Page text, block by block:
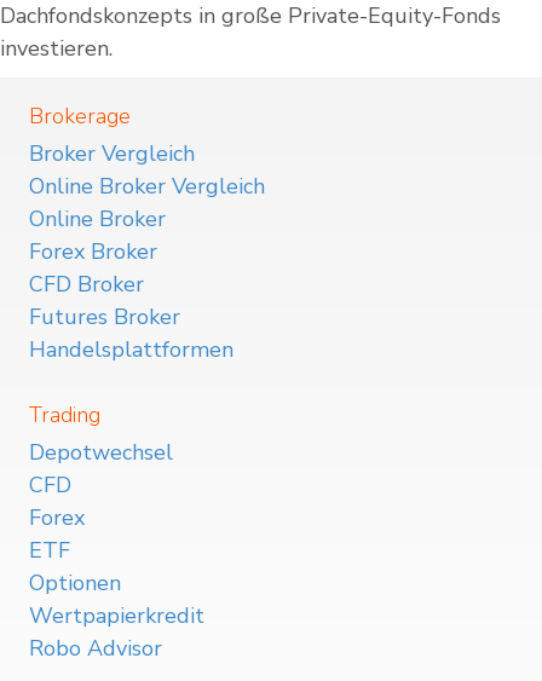
Dachfondskonzepts in große Private-Equity-Fonds
investieren.
Brokerage
Broker Vergleich
Online Broker Vergleich
Online Broker
Forex Broker
CFD Broker
Futures Broker
Handelsplattformen
Trading
Depotwechsel
CFD
Forex
ETF
Optionen
Wertpapierkredit
Robo Advisor